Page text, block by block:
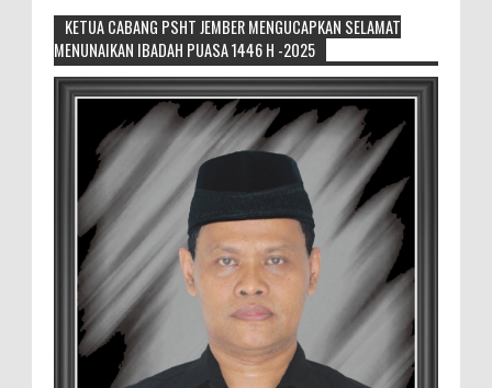
Generasi Kedua Pertahankan Grup
Keroncong Agar Tetap Eksis
Grup Keroncong Setia Kawan dari Jember,
ikut memeriahkan panggung JFC
Exhibition di Alun-Alun Jember beberapa waktu lalu.
MEMOPOS.co.id, Jem...
Duta GenRe Blora 2026 Siap Untuk
Menjadi Agen Perubahan
BLORA — Rizky Akbar Putra Basyari dari
PIK-R Gemilang SMA Negeri 1 Blora dan
Salsabila Hidayatul Kamilah dari PIK-R Tunas Cahaya
Kecamatan B...
KETUA CABANG PSHT JEMBER MENGUCAPKAN SELAMAT
MENUNAIKAN IBADAH PUASA 1446 H -2025